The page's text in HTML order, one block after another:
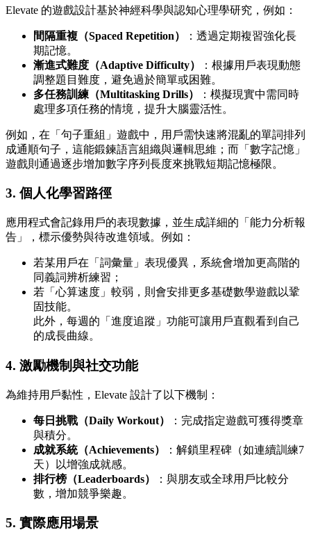
Elevate 的遊戲設計基於神經科學與認知心理學研究，例如：
間隔重複（Spaced Repetition）
：透過定期複習強化長
期記憶。
漸進式難度（Adaptive Difficulty）
：根據用戶表現動態
調整題目難度，避免過於簡單或困難。
多任務訓練（Multitasking Drills）
：模擬現實中需同時
處理多項任務的情境，提升大腦靈活性。
例如，在「句子重組」遊戲中，用戶需快速將混亂的單詞排列
成通順句子，這能鍛鍊語言組織與邏輯思維；而「數字記憶」
遊戲則通過逐步增加數字序列長度來挑戰短期記憶極限。
3. 個人化學習路徑
應用程式會記錄用戶的表現數據，並生成詳細的「能力分析報
告」，標示優勢與待改進領域。例如：
若某用戶在「詞彙量」表現優異，系統會增加更高階的
同義詞辨析練習；
若「心算速度」較弱，則會安排更多基礎數學遊戲以鞏
固技能。
此外，每週的「進度追蹤」功能可讓用戶直觀看到自己
的成長曲線。
4. 激勵機制與社交功能
為維持用戶黏性，Elevate 設計了以下機制：
每日挑戰（Daily Workout）
：完成指定遊戲可獲得獎章
與積分。
成就系統（Achievements）
：解鎖里程碑（如連續訓練7
天）以增強成就感。
排行榜（Leaderboards）
：與朋友或全球用戶比較分
數，增加競爭樂趣。
5. 實際應用場景